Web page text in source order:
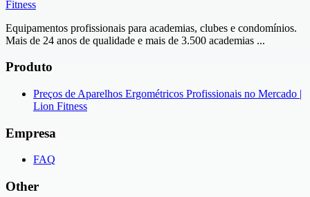
Fitness
Equipamentos profissionais para academias, clubes e condomínios.
Mais de 24 anos de qualidade e mais de 3.500 academias ...
Produto
Preços de Aparelhos Ergométricos Profissionais no Mercado |
Lion Fitness
Empresa
FAQ
Other